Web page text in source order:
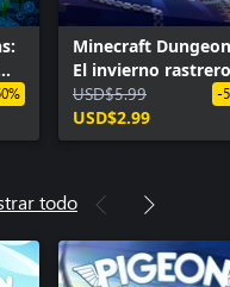
Minecraft
El invierno rastrero
USD$5.99
USD$2.99
-
todo